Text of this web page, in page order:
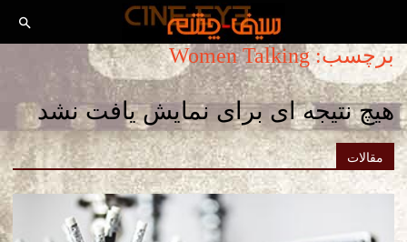
برچسب: Women Talking
هیچ نتیجه ای برای نمایش یافت نشد
مقالات